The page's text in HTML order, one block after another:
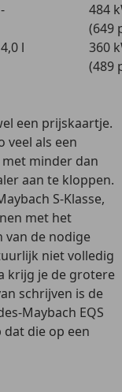
-
484
(649
4,0 l
360
(489
een prijskaartje.
veel als een
minder dan
aan te kloppen.
S-Klasse,
met het
van de nodige
niet volledig
krijg je de grotere
schrijven is de
Maybach EQS
die op een